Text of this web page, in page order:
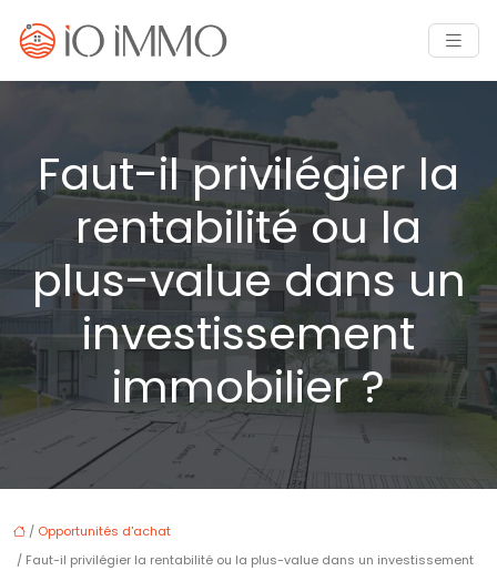
Faut-il privilégier la
rentabilité ou la
plus-value dans un
investissement
immobilier ?
/ Opportunités d'achat
/ Faut-il privilégier la rentabilité ou la plus-value dans un investissement